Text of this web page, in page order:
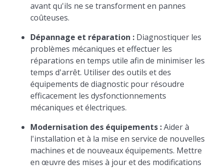
avant qu'ils ne se transforment en pannes
coûteuses.
Dépannage et réparation : Diagnostiquer les
problèmes mécaniques et effectuer les
réparations en temps utile afin de minimiser les
temps d'arrêt. Utiliser des outils et des
équipements de diagnostic pour résoudre
efficacement les dysfonctionnements
mécaniques et électriques.
Modernisation des équipements :Aider à
l'installation et à la mise en service de nouvelles
machines et de nouveaux équipements. Mettre
en œuvre des mises à jour et des modifications